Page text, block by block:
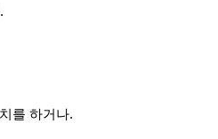
를 하거나.